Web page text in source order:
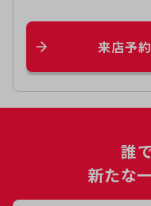
来店予
誰
新たな